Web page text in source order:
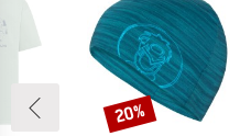
Alennus
20%